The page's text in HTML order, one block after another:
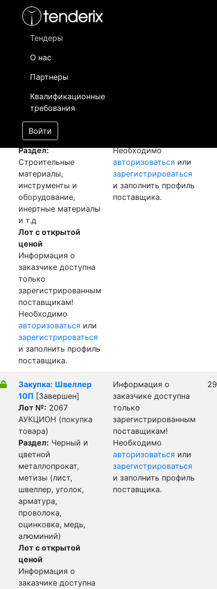
Тендеры
О нас
Партнеры
Квалификационные
требования
Войти
- активный лот
- сохраненный лот (не опубликован)
Закупка: Мин. плита
[Завершен]
Лот №:
АУКЦИОН (покупка
товара)
Раздел:
Строительные
материалы,
инструменты и
оборудование,
инертные материалы
и т.д
Лот с открытой
ценой
Информация о
заказчике доступна
только
зарегистрированным
поставщикам!
Необходимо
авторизоваться или
зарегистрироваться
и заполнить профиль
поставщика.
Необходимо
авторизоваться или
зарегистрироваться
и заполнить профиль
поставщика.
Закупка: Швеллер
10П [Завершен]
Лот №: 2067
АУКЦИОН (покупка
товара)
Раздел: Черный и
цветной
металлопрокат,
метизы (лист,
швеллер, уголок,
арматура,
проволока,
оцинковка, медь,
алюминий)
Лот с открытой
ценой
Информация о
заказчике доступна
Информация о
заказчике доступна
только
зарегистрированным
поставщикам!
Необходимо
авторизоваться или
зарегистрироваться
и заполнить профиль
поставщика.